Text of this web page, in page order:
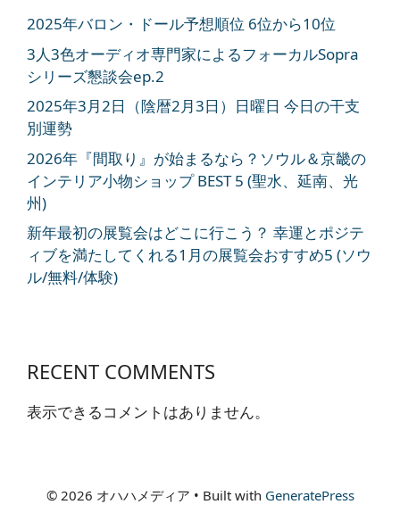
2025年バロン・ドール予想順位 6位から10位
3人3色オーディオ専門家によるフォーカルSopra
シリーズ懇談会ep.2
2025年3月2日（陰暦2月3日）日曜日 今日の干支
別運勢
2026年『間取り』が始まるなら？ソウル＆京畿の
インテリア小物ショップ BEST 5 (聖水、延南、光
州)
新年最初の展覧会はどこに行こう？ 幸運とポジテ
ィブを満たしてくれる1月の展覧会おすすめ5 (ソウ
ル/無料/体験)
RECENT COMMENTS
表示できるコメントはありません。
© 2026 オハハメディア • Built with GeneratePress